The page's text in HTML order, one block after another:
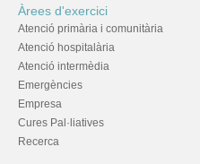
Àrees d'exercici
Atenció primària i comunitària
Atenció hospitalària
Atenció intermèdia
Emergències
Empresa
Cures Pal·liatives
Recerca